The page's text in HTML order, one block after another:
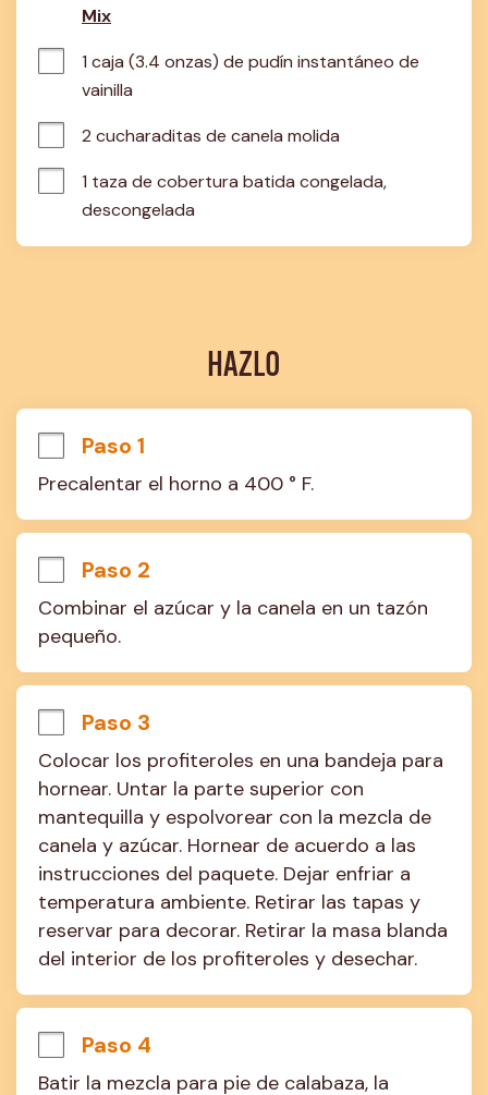
Mix
1 caja (3.4 onzas) de pudín instantáneo de
vainilla
2 cucharaditas de canela molida
1 taza de cobertura batida congelada,
descongelada
HAZLO
Paso 1
Precalentar el horno a 400 ° F.
Paso 2
Combinar el azúcar y la canela en un tazón
pequeño.
Paso 3
Colocar los profiteroles en una bandeja para
hornear. Untar la parte superior con
mantequilla y espolvorear con la mezcla de
canela y azúcar. Hornear de acuerdo a las
instrucciones del paquete. Dejar enfriar a
temperatura ambiente. Retirar las tapas y
reservar para decorar. Retirar la masa blanda
del interior de los profiteroles y desechar.
Paso 4
Batir la mezcla para pie de calabaza, la